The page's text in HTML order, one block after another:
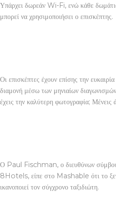
Υπάρχει δωρεάν Wi-Fi, ενώ κάθε
μπορεί να χρησιμοποιήσει ο επισκέπτης.
Οι επισκέπτες έχουν επίσης την
διαμονή μέσω των μηνιαίων
έχεις την καλύτερη φωτογραφία;
Ο Paul Fischman, ο διευθύνων
8Hotels, είπε στο Mashable ότι το
ικανοποιεί τον σύγχρονο ταξιδιώτη.